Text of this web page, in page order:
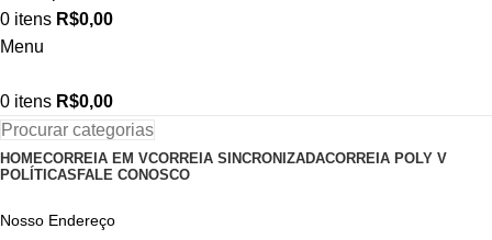
0 itens R$0,00
Menu
0 itens R$0,00
Procurar categorias
HOMECORREIA EM VCORREIA SINCRONIZADACORREIA POLY V
POLÍTICAS FALE CONOSCO
Nosso Endereço